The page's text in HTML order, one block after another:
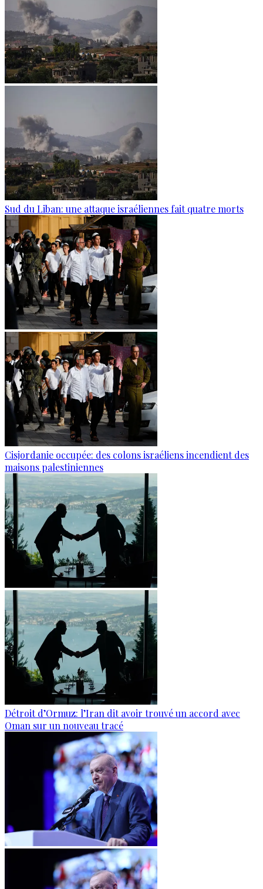
Sud du Liban: une attaque israéliennes fait quatre morts
Cisjordanie occupée: des colons israéliens incendient des
maisons palestiniennes
Détroit d’Ormuz: l’Iran dit avoir trouvé un accord avec
Oman sur un nouveau tracé